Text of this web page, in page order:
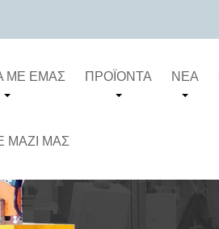
ΜΕ ΕΜΆΣ ΠΡΟΪΌΝΤΑ ΝΈΑ
ΜΑΖΊ ΜΑΣ